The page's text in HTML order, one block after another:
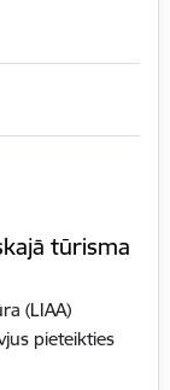
tūrisma
(LIAA)
pieteikties